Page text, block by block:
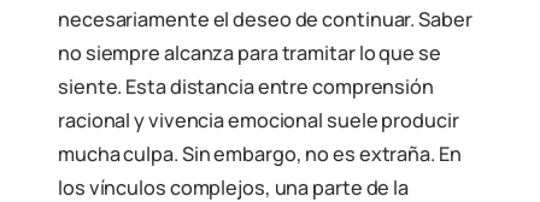
necesariamente el deseo de continuar. Saber
no siempre alcanza para tramitar lo que se
siente. Esta distancia entre comprensión
racional y vivencia emocional suele producir
mucha culpa. Sin embargo, no es extraña. En
los vínculos complejos, una parte de la